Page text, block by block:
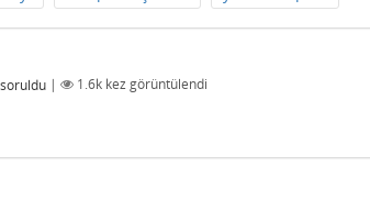
soruldu | 1.6k kez görüntülendi